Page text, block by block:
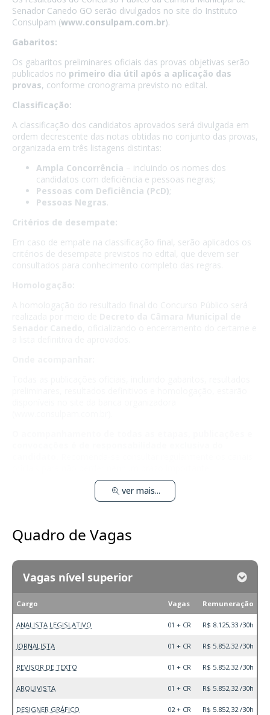
Senador Canedo GO serão divulgados no site do Instituto
Consulpam (www.consulpam.com.br).
Gabaritos:
Os gabaritos preliminares oficiais das provas objetivas serão
publicados no primeiro dia útil após a aplicação das
provas, conforme cronograma previsto no edital.
Classificação:
A classificação dos candidatos aprovados será divulgada em
ordem decrescente das notas obtidas no conjunto das provas,
organizada em três listagens distintas:
Ampla Concorrência – incluindo os nomes dos
candidatos com deficiência e pessoas negras;
Pessoas com Deficiência (PcD);
Pessoas Negras.
Critérios de desempate:
Em caso de empate na classificação final, serão aplicados os
critérios de desempate previstos no edital, que devem ser
consultados para conhecimento completo das regras.
Homologação:
ver mais...
Quadro de Vagas
Vagas nível superior
Cargo Vagas Remuneração
ANALISTA LEGISLATIVO 01 + CR R$ 8.125,33 /30h
JORNALISTA 01 + CR R$ 5.852,32 /30h
REVISOR DE TEXTO 01 + CR R$ 5.852,32 /30h
ARQUIVISTA 01 + CR R$ 5.852,32 /30h
DESIGNER GRÁFICO 02 + CR R$ 5.852,32 /30h